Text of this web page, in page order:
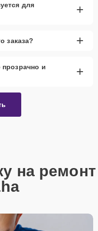
для
+
заказа? +
и
+
на ремонт